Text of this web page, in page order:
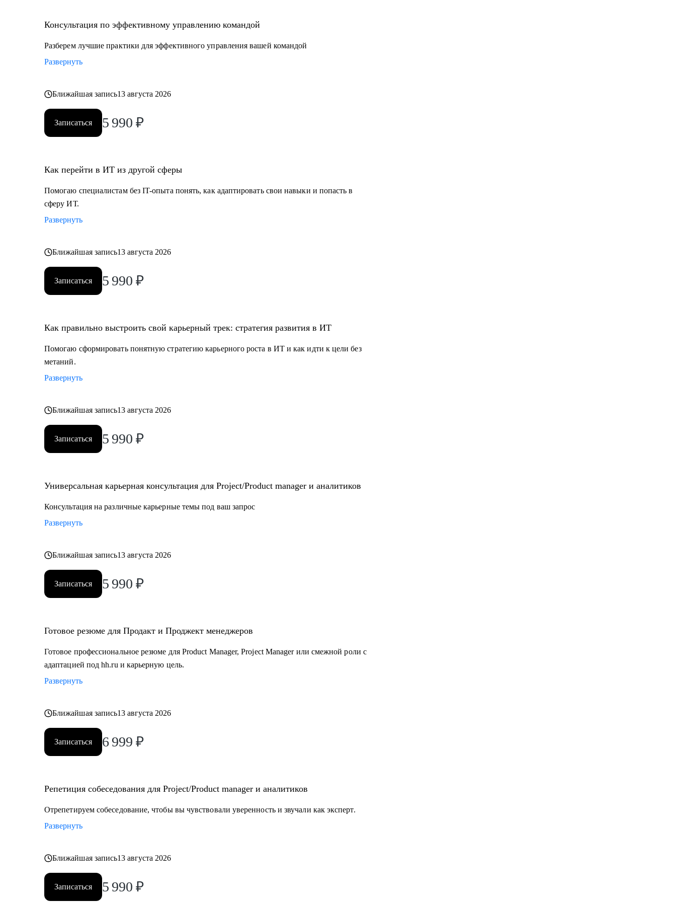
команду.
на проектах. А если ты новичок и только определяешься с выбором, я проведу для тебя обзор на
Консультация по эффективному управлению командой
Разберем лучшие практики для эффективного управления вашей командой
Развернуть
Ближайшая запись13 августа 2026
Записаться 5 990 ₽
Как перейти в ИТ из другой сферы
Помогаю специалистам без IT-опыта понять, как адаптировать свои навыки и попасть в
сферу ИТ.
Развернуть
Ближайшая запись13 августа 2026
Записаться 5 990 ₽
Как правильно выстроить свой карьерный трек: стратегия развития в ИТ
Помогаю сформировать понятную стратегию карьерного роста в ИТ и как идти к цели без
метаний.
Развернуть
Ближайшая запись13 августа 2026
Записаться 5 990 ₽
Универсальная карьерная консультация для Project/Product manager и аналитиков
Консультация на различные карьерные темы под ваш запрос
Развернуть
Ближайшая запись13 августа 2026
Записаться 5 990 ₽
Готовое резюме для Продакт и Проджект менеджеров
Готовое профессиональное резюме для Product Manager, Project Manager или смежной роли с
адаптацией под hh.ru и карьерную цель.
Развернуть
Ближайшая запись13 августа 2026
Записаться 6 999 ₽
Репетиция собеседования для Project/Product manager и аналитиков
Отрепетируем собеседование, чтобы вы чувствовали уверенность и звучали как эксперт.
Развернуть
Ближайшая запись13 августа 2026
Записаться 5 990 ₽